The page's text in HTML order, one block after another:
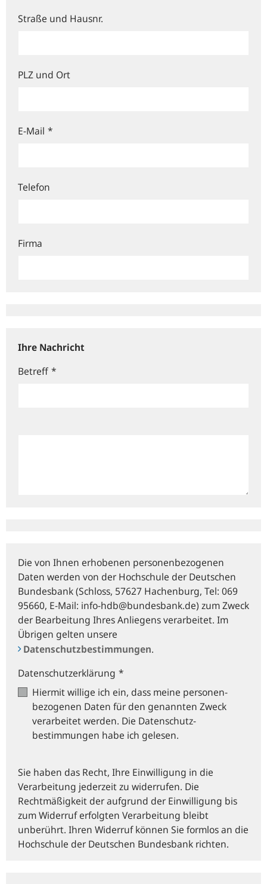
Straße und Hausnr.
PLZ und Ort
E-Mail *
Telefon
Firma
Ihre Nachricht
Betreff *
Die von Ihnen erhobenen personenbezogenen
Daten werden von der Hochschule der Deutschen
Bundesbank (Schloss, 57627 Hachenburg, Tel: 069
95660, E‑Mail: info-hdb@bundesbank.de) zum Zweck
der Bearbeitung Ihres Anliegens verarbeitet. Im
Übrigen gelten unsere
Datenschutzbestimmungen.
Datenschutzerklärung *
Hiermit willige ich ein, dass meine personen­
bezogenen Daten für den genannten Zweck
verarbeitet werden. Die Datenschutz­
bestimmungen habe ich gelesen.
Sie haben das Recht, Ihre Einwilligung in die
Verarbeitung jederzeit zu widerrufen. Die
Rechtmäßigkeit der aufgrund der Einwilligung bis
zum Widerruf erfolgten Verarbeitung bleibt
unberührt. Ihren Widerruf können Sie formlos an die
Hochschule der Deutschen Bundesbank richten.